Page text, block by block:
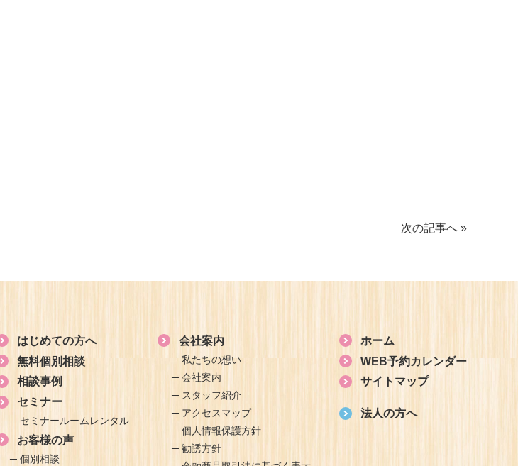
次の記事へ »
はじめての方へ
無料個別相談
相談事例
セミナー
セミナールームレンタル
お客様の声
個別相談
会社案内
私たちの想い
会社案内
スタッフ紹介
アクセスマップ
個人情報保護方針
勧誘方針
ホーム
WEB予約カレンダー
サイトマップ
法人の方へ